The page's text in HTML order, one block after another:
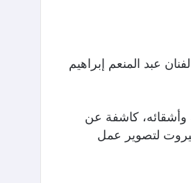
عبد المنعم إبراهيم
مسؤولا عن أبنائه وأشقائه، كاشفة عن
سمية عام 1969 عندما كان في بيروت لتصوير عمل